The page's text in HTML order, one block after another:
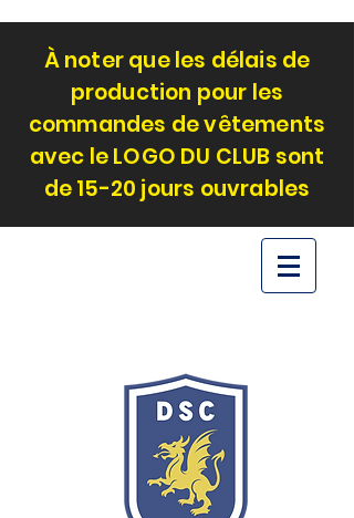
À noter que les délais de
production pour les
commandes de vêtements
avec le LOGO DU CLUB sont
de 15-20 jours ouvrables